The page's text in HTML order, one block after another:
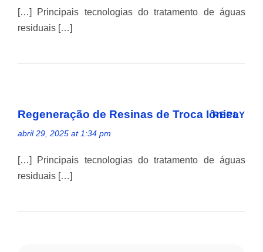
[…] Principais tecnologias do tratamento de águas
residuais […]
Regeneração de Resinas de Troca Iônica
abril 29, 2025 at 1:34 pm
REPLY
[…] Principais tecnologias do tratamento de águas
residuais […]